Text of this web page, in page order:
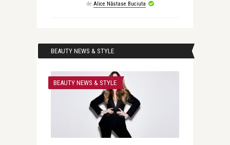
de Alice Năstase Buciuta
BEAUTY NEWS & STYLE
BEAUTY NEWS & STYLE